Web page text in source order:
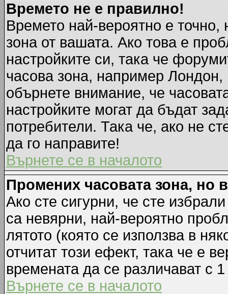
Времето не е правилно!
Времето най-вероятно е точно,
зона от вашата. Ако това е
настройките си, така че
часова зона, например
обърнете внимание, че
настройките могат да бъдат
потребители. Така че, ако не
да го направите!
Върнете се в началото
Промених часовата зона, но
Ако сте сигурни, че сте
са невярни, най-вероятно
лятото (която се използва в
отчитат този ефект, така че е
времената да се различават с
Върнете се в началото